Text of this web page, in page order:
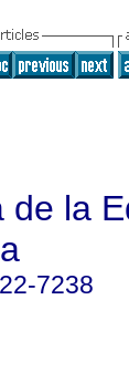
de la
7238